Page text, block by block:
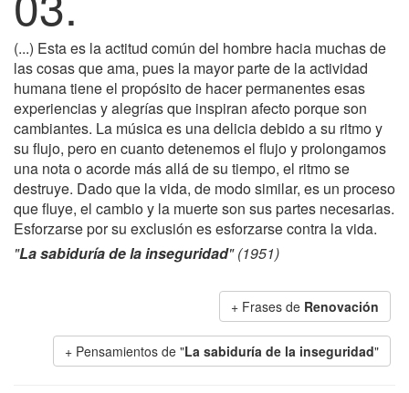
(...) Esta es la actitud común del hombre hacia muchas de
las cosas que ama, pues la mayor parte de la actividad
humana tiene el propósito de hacer permanentes esas
experiencias y alegrías que inspiran afecto porque son
cambiantes. La música es una delicia debido a su ritmo y
su flujo, pero en cuanto detenemos el flujo y prolongamos
una nota o acorde más allá de su tiempo, el ritmo se
destruye. Dado que la vida, de modo similar, es un proceso
que fluye, el cambio y la muerte son sus partes necesarias.
Esforzarse por su exclusión es esforzarse contra la vida.
"La sabiduría de la inseguridad" (1951)
+ Frases de Renovación
+ Pensamientos de "La sabiduría de la inseguridad"